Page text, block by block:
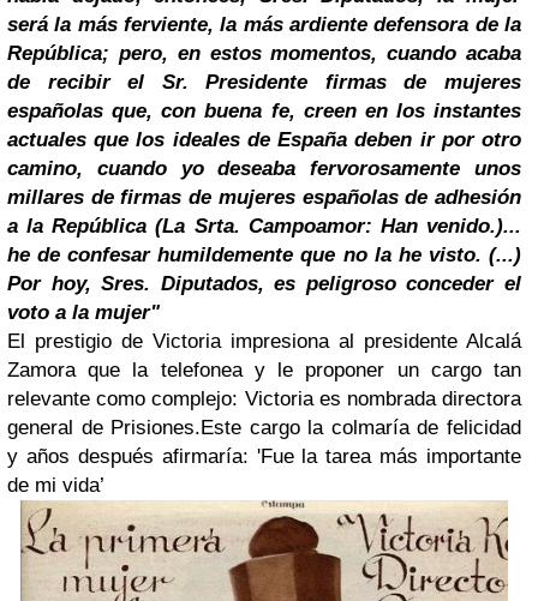
será la más ferviente, la más ardiente defensora de la
República; pero, en estos momentos, cuando acaba
de recibir el Sr. Presidente firmas de mujeres
españolas que, con buena fe, creen en los instantes
actuales que los ideales de España deben ir por otro
camino, cuando yo deseaba fervorosamente unos
millares de firmas de mujeres españolas de adhesión
a la República (La Srta. Campoamor: Han venido.)...
he de confesar humildemente que no la he visto. (...)
Por hoy, Sres. Diputados, es peligroso conceder el
voto a la mujer"
El prestigio de Victoria impresiona al presidente Alcalá
Zamora que la telefonea y le proponer un cargo tan
relevante como complejo: Victoria es nombrada directora
general de Prisiones.Este cargo la colmaría de felicidad
y años después afirmaría: 'Fue la tarea más importante
de mi vida’